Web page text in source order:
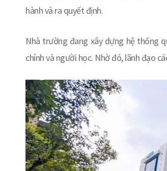
hành và ra quyết định.
Nhà trường đang xây dựng hệ thống
chính và người học. Nhờ đó, lãnh đạo